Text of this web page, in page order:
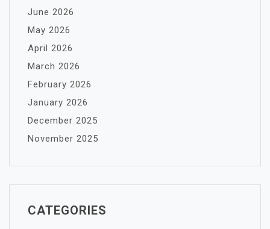
June 2026
May 2026
April 2026
March 2026
February 2026
January 2026
December 2025
November 2025
CATEGORIES